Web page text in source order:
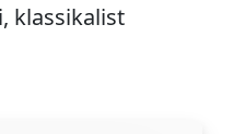
klassikalist